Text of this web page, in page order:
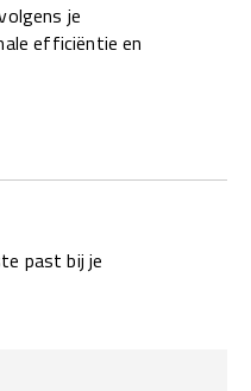
je
efficiëntie en
past bij je